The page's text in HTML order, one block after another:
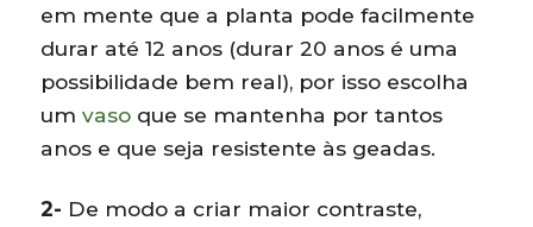
em mente que a planta pode facilmente
durar até 12 anos (durar 20 anos é uma
possibilidade bem real), por isso escolha
umvaso que se mantenha por tantos
anos e que seja resistente às geadas.
2- De modo a criar maior contraste,